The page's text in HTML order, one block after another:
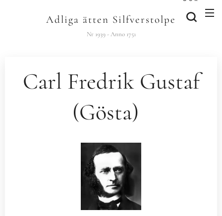
Adliga ätten Silfverstolpe
Nr 1939 - Anno 1751
Carl Fredrik Gustaf
(Gösta)